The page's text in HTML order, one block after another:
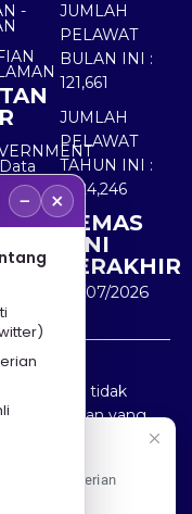
-
Awam
JUMLAH
PELAWAT
BULAN INI :
121,661
JUMLAH
PELAWAT
TAHUN INI :
5,524,246
KEMAS
KINI
TERAKHIR
30/07/2026
adalah tidak
kerugian yang
maklumat
− ×
Kementerian